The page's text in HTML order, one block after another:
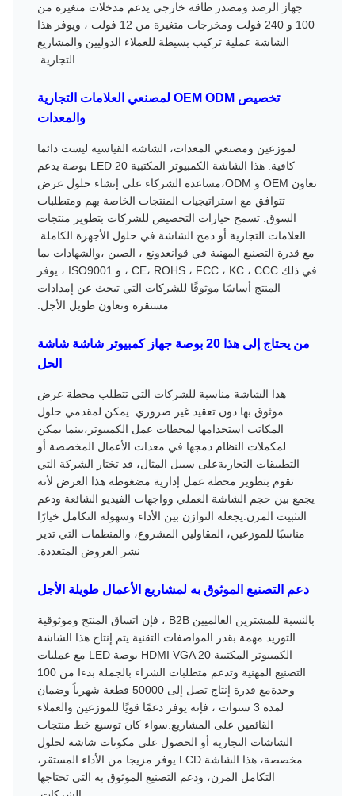
جهاز الرصد ومصدر طاقة خارجي يدعم مدخلات متغيرة من
100 و 240 فولت ومخرجات متغيرة من 12 فولت ، ويوفر هذا
الشاشة عملية تركيب بسيطة للعملاء الدوليين والمشاريع
التجارية.
تخصيص OEM ODM لمصنعي العلامات التجارية
والمعدات
لموزعين ومصنعي المعدات، الشاشة القياسية ليست دائما
كافية. هذا الشاشة الكمبيوتر المكتبية LED 20 بوصة يدعم
تعاون OEM و ODM،مساعدة الشركاء على إنشاء حلول عرض
تتوافق مع استراتيجيات المنتجات الخاصة بهم ومتطلبات
السوق. تسمح خيارات التخصيص للشركات بتطوير منتجات
العلامات التجارية أو دمج الشاشة في حلول الأجهزة الكاملة.
مع قدرة التصنيع المهنية في قوانغدونغ ، الصين ،والشهادات بما
في ذلك CE، ROHS ، FCC ، KC ، CCC ، و ISO9001 ، يوفر
المنتج أساسًا موثوقًا للشركات التي تبحث عن إمدادات
مستقرة وتعاون طويل الأجل.
من يحتاج إلى هذا 20 بوصة جهاز كمبيوتر شاشة شاشة
الحل
هذا الشاشة مناسبة للشركات التي تتطلب محطة عرض
موثوق بها دون تعقيد غير ضروري. يمكن لمقدمي حلول
المكاتب استخدامها لمحطات عمل الكمبيوتر،بينما يمكن
لمكملات النظام دمجها في معدات الأعمال المخصصة أو
التطبيقات التجاريةعلى سبيل المثال، قد تختار الشركة التي
تقوم بتطوير محطة عمل إدارية مضغوطة هذا العرض لأنه
يجمع بين حجم الشاشة العملي وواجهات الفيديو الشائعة ودعم
التثبيت المرن.يجعله التوازن بين الأداء وسهولة التكامل خيارًا
مناسبًا للموزعين، المقاولين المشروع، والمنظمات التي تدير
نشر العروض المتعددة.
دعم التصنيع الموثوق به لمشاريع الأعمال طويلة الأجل
بالنسبة للمشترين العالميين B2B ، فإن اتساق المنتج وموثوقية
التوريد مهمة بقدر المواصفات التقنية.يتم إنتاج هذا الشاشة
الكمبيوتر المكتبية HDMI VGA 20 بوصة LED مع عمليات
التصنيع المهنية وتدعم متطلبات الشراء بالجملة بدءا من 100
وحدةمع قدرة إنتاج تصل إلى 50000 قطعة شهرياً وضمان
لمدة 3 سنوات ، فإنه يوفر دعمًا قويًا للموزعين والعملاء
القائمين على المشاريع.سواء كان توسيع خط منتجات
الشاشات التجارية أو الحصول على مكونات شاشة لحلول
مخصصة، هذا الشاشة LCD يوفر مزيجا من الأداء المستقر،
التكامل المرن، ودعم التصنيع الموثوق به التي تحتاجها